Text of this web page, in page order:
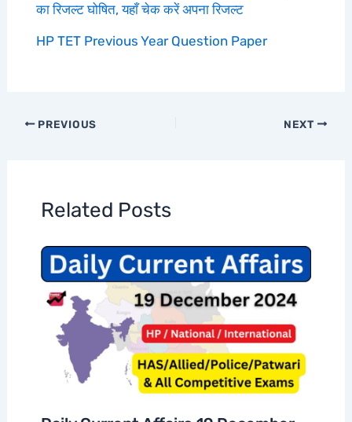
का रिजल्ट घोषित, यहाँ चेक करें अपना रिजल्ट
HP TET Previous Year Question Paper
PREVIOUS NEXT
Related Posts